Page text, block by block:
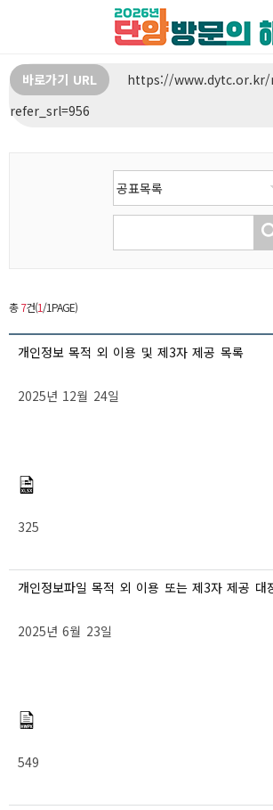
바로가기 URL
https://www.dytc.or.kr/
refer_srl=956
총7건(1/1PAGE)
개인정보 목적 외 이용 및 제3자 제공 목록
2025년 12월 24일
325
개인정보파일 목적 외 이용 또는 제3자 제공 대
2025년 6월 23일
549